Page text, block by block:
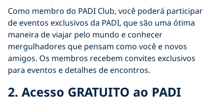
Como membro do PADI Club, você poderá participar
de eventos exclusivos da PADI, que são uma ótima
maneira de viajar pelo mundo e conhecer
mergulhadores que pensam como você e novos
amigos. Os membros recebem convites exclusivos
para eventos e detalhes de encontros.
2. Acesso GRATUITO ao PADI